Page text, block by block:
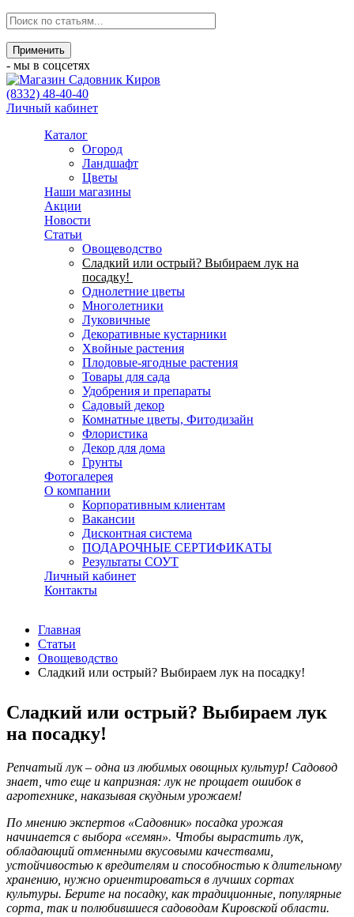
- мы в соцсетях
(8332) 48-40-40
Личный кабинет
Каталог
Огород
Ландшафт
Цветы
Наши магазины
Акции
Новости
Статьи
Овощеводство
Сладкий или острый? Выбираем лук на
посадку!
Однолетние цветы
Многолетники
Луковичные
Декоративные кустарники
Хвойные растения
Плодовые-ягодные растения
Товары для сада
Удобрения и препараты
Садовый декор
Комнатные цветы, Фитодизайн
Флористика
Декор для дома
Грунты
Фотогалерея
О компании
Корпоративным клиентам
Вакансии
Дисконтная система
ПОДАРОЧНЫЕ СЕРТИФИКАТЫ
Результаты СОУТ
Личный кабинет
Контакты
Главная
Статьи
Овощеводство
Сладкий или острый? Выбираем лук на посадку!
Сладкий или острый? Выбираем лук
на посадку!
Репчатый лук – одна из любимых овощных культур! Садовод
знает, что еще и капризная: лук не прощает ошибок в
агротехнике, наказывая скудным урожаем!
По мнению экспертов «Садовник» посадка урожая
начинается с выбора «семян». Чтобы вырастить лук,
обладающий отменными вкусовыми качествами,
устойчивостью к вредителям и способностью к длительному
хранению, нужно ориентироваться в лучших сортах
культуры. Берите на посадку, как традиционные, популярные
сорта, так и полюбившиеся садоводам Кировской области.